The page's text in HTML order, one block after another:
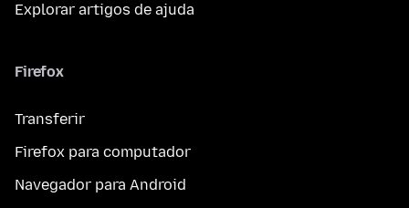
Explorar artigos de ajuda
Firefox
Transferir
Firefox para computador
Navegador para Android